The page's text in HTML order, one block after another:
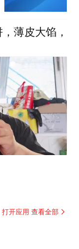
薄皮大馅，
打开应用 查看全部